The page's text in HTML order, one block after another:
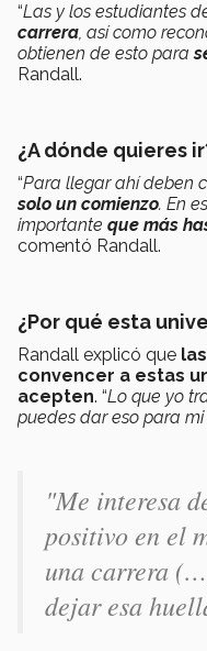
“Las y los estudiantes
carrera, así como
obtienen de esto para
Randall.
¿A dónde quieres
“Para llegar ahí deben
solo un comienzo. En
importante que más
comentó Randall.
¿Por qué esta
Randall explicó que
convencer a estas
acepten. “Lo que yo
puedes dar eso para
"Me interesa
positivo en el
una carrera
dejar esa